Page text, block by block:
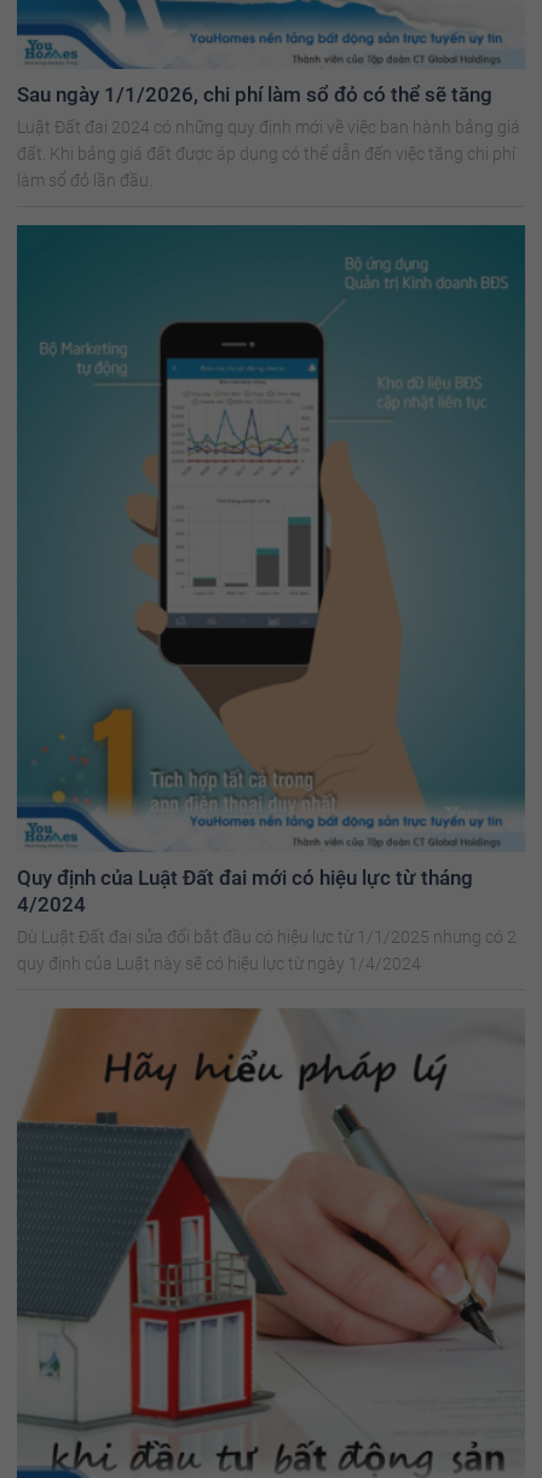
Sau ngày 1/1/2026, chi phí làm sổ đỏ có thể sẽ tăng
Luật Đất đai 2024 có những quy định mới về việc ban hành bảng giá
đất. Khi bảng giá đất được áp dụng có thể dẫn đến việc tăng chi phí
làm sổ đỏ lần đầu.
Quy định của Luật Đất đai mới có hiệu lực từ tháng
4/2024
Dù Luật Đất đai sửa đổi bắt đầu có hiệu lực từ 1/1/2025 nhưng có 2
quy định của Luật này sẽ có hiệu lực từ ngày 1/4/2024